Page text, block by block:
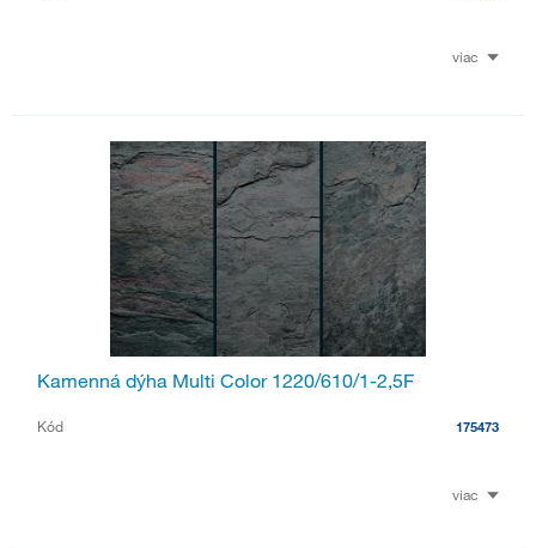
viac
Kamenná dýha Multi Color 1220/610/1-2,5F
Kód 175473
viac